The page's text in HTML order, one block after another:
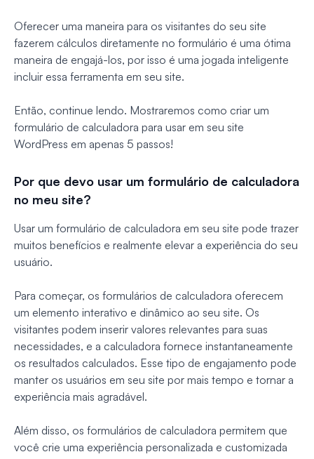
Oferecer uma maneira para os visitantes do seu site
fazerem cálculos diretamente no formulário é uma ótima
maneira de engajá-los, por isso é uma jogada inteligente
incluir essa ferramenta em seu site.
Então, continue lendo. Mostraremos como criar um
formulário de calculadora para usar em seu site
WordPress em apenas 5 passos!
Por que devo usar um formulário de calculadora
no meu site?
Usar um formulário de calculadora em seu site pode trazer
muitos benefícios e realmente elevar a experiência do seu
usuário.
Para começar, os formulários de calculadora oferecem
um elemento interativo e dinâmico ao seu site. Os
visitantes podem inserir valores relevantes para suas
necessidades, e a calculadora fornece instantaneamente
os resultados calculados. Esse tipo de engajamento pode
manter os usuários em seu site por mais tempo e tornar a
experiência mais agradável.
Além disso, os formulários de calculadora permitem que
você crie uma experiência personalizada e customizada